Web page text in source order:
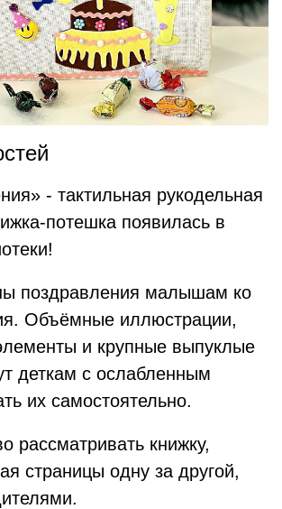
- тактильная рукодельная
потешка появилась в
поздравления малышам ко
Объёмные иллюстрации,
и крупные выпуклые
деткам с ослабленным
их самостоятельно.
рассматривать книжку,
страницы одну за другой,